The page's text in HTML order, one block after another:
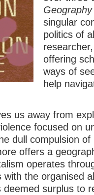
Geography
singular
politics of
offering
ways of
help
us away from
focused on
dull compulsion of
offers a
operates
with the organised
deemed surplus to